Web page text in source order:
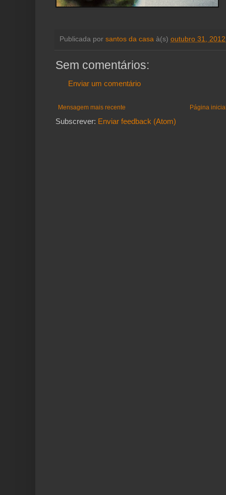
Publicada por santos da casa à(s) outubro 31, 2012
Sem comentários:
Enviar um comentário
Mensagem mais recente Página
Subscrever: Enviar feedback (Atom)